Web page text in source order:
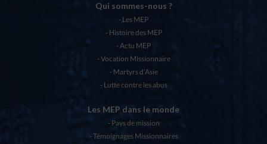
Qui sommes-nous ?
Les MEP
Histoire des MEP
Actu MEP
Vocation Missionnaire
Martyrs d’Asie
Lutte contre les abus
Les MEP dans le monde
Pays de mission
Témoignages Missionnaires